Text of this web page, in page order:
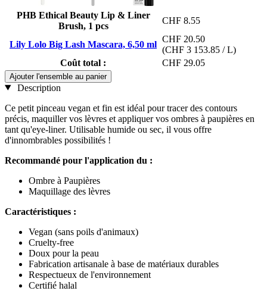
PHB Ethical Beauty Lip & Liner
Brush, 1 pcs
CHF 8.55
Lily Lolo Big Lash Mascara, 6,50 ml
CHF 20.50
(CHF 3 153.85 / L)
Coût total :
CHF 29.05
Ajouter l'ensemble au panier
Description
Ce petit pinceau vegan et fin est idéal pour tracer des contours
précis, maquiller vos lèvres et appliquer vos ombres à paupières en
tant qu'eye-liner. Utilisable humide ou sec, il vous offre
d'innombrables possibilités !
Recommandé pour l'application du :
Ombre à Paupières
Maquillage des lèvres
Caractéristiques :
Vegan (sans poils d'animaux)
Cruelty-free
Doux pour la peau
Fabrication artisanale à base de matériaux durables
Respectueux de l'environnement
Certifié halal